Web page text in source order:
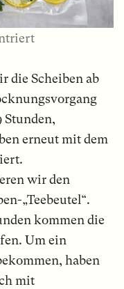
die Scheiben ab
Stunden,
erneut mit dem
wir den
„Teebeutel“.
kommen die
Um ein
haben
mit